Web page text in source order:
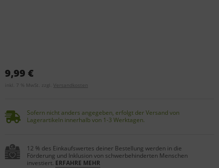
9,99 €
inkl. 7 % MwSt. zzgl. Versandkosten
Sofern nicht anders angegeben, erfolgt der Versand von
Lagerartikeln innerhalb von 1-3 Werktagen.
12 % des Einkaufswertes deiner Bestellung werden in die
Förderung und Inklusion von schwerbehinderten Menschen
investiert. ERFAHRE MEHR